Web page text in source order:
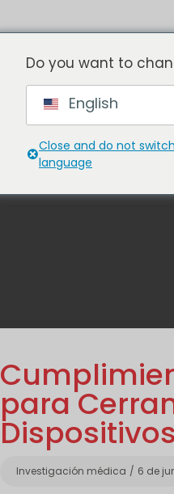
Sin moho -
TRABAJA CON NOSOTROS
para
Categorías
Investigación médica 6 de
Do you want to
English
Close and do not switch
language